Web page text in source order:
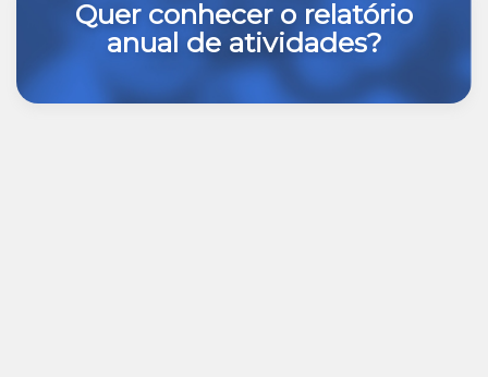
Quer conhecer o relatório
anual de atividades?